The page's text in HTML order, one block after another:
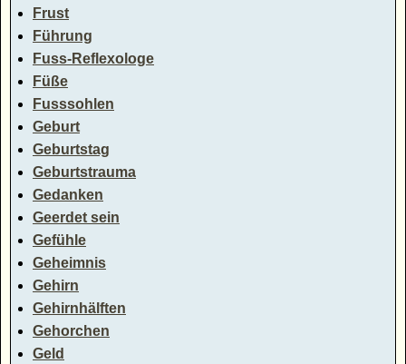
Frust
Führung
Fuss-Reflexologe
Füße
Fusssohlen
Geburt
Geburtstag
Geburtstrauma
Gedanken
Geerdet sein
Gefühle
Geheimnis
Gehirn
Gehirnhälften
Gehorchen
Geld